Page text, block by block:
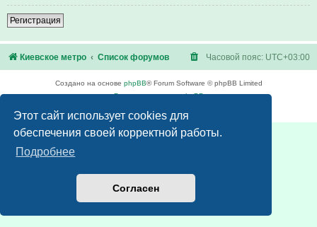
Этот сайт использует cookies для
обеспечения своей корректной работы.
Подробнее
Согласен
Регистрация
Киевское метро Список форумов Часовой пояс: UTC+03:00
Создано на основе phpBB® Forum Software © phpBB Limited
Русская поддержка phpBB